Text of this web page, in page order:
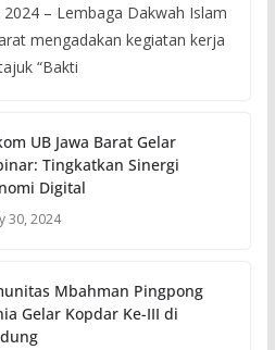
– Lembaga Dakwah Islam
mengadakan kegiatan kerja
“Bakti
UB Jawa Barat Gelar
Tingkatkan Sinergi
Digital
30, 2024
Mbahman Pingpong
Gelar Kopdar Ke-III di